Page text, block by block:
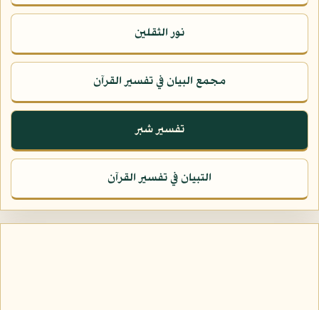
نور الثقلين
مجمع البيان في تفسير القرآن
تفسير شبر
التبيان في تفسير القرآن